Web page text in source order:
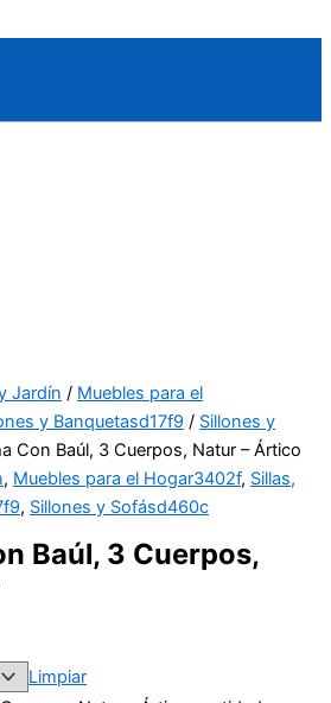
Jardín / Muebles para el
y Banquetasd17f9 / Sillones y
Con Baúl, 3 Cuerpos, Natur – Ártico
, Muebles para el Hogar3402f, Sillas,
, Sillones y Sofásd460c
Baúl, 3 Cuerpos,
Limpiar